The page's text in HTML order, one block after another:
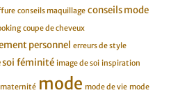
conseils maquillage conseils mode
coupe de cheveux
personnel erreurs de style
soi féminité image de soi inspiration
maternité mode mode de vie mode